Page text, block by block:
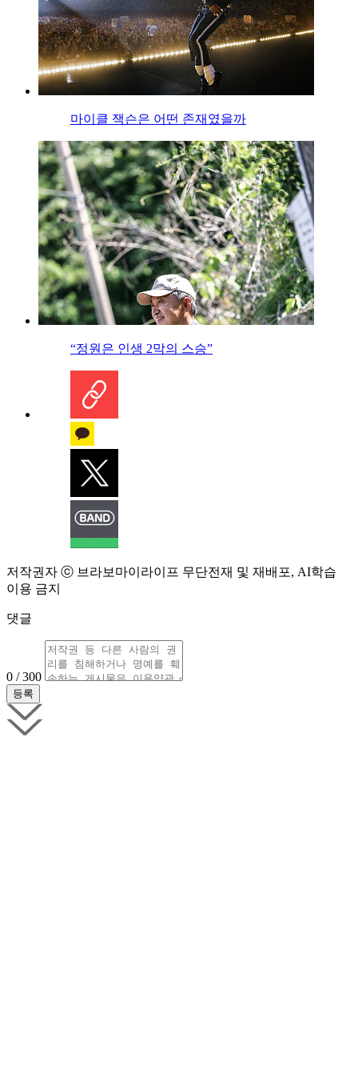
마이클 잭슨은 어떤 존재였을까
“정원은 인생 2막의 스승”
저작권자 ⓒ 브라보마이라이프 무단전재 및 재배포, AI학습
이용 금지
댓글
0 / 300